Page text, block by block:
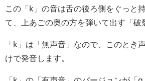
この「k」の音は舌の後ろ側をぐっと
て、上あごの奥の方を弾いて出す「破
「k」は「無声音」なので、このとき
けで発音します。